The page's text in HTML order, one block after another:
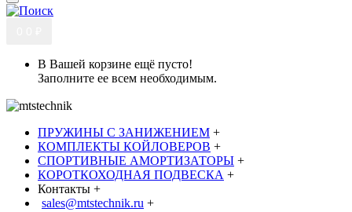
В Вашей корзине ещё пусто!
Заполните ее всем необходимым.
ПРУЖИНЫ С ЗАНИЖЕНИЕМ +
КОМПЛЕКТЫ КОЙЛОВЕРОВ +
СПОРТИВНЫЕ АМОРТИЗАТОРЫ +
КОРОТКОХОДНАЯ ПОДВЕСКА +
Контакты +
sales@mtstechnik.ru +